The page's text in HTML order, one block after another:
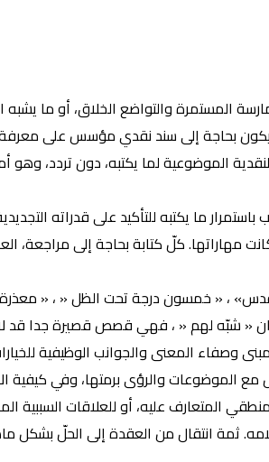
المستمرة والتواضع الخلاق، أو ما يشبه
يكون بحاجة إلى سند نقدي مؤسس على
الموضوعية لما يكتبه، دون تردد، وهو
ما يكتبه للتأكيد على قدراته
مهاراتها. كلّ كتابة بحاجة إلى مراجعة،
، « خمسون درجة تحت الظل « ، « معذرة يا
« شبّه لهم « ، فهي قصص قصيرة جدا قد
وصفاء المعنى والجوانب الوظيفية
مع الموضوعات والرؤى برمتها، وفي كيفية
المتعارف عليه، أو للعلاقات السببية
ثمة انتقال من العقدة إلى الحلّ بشكل